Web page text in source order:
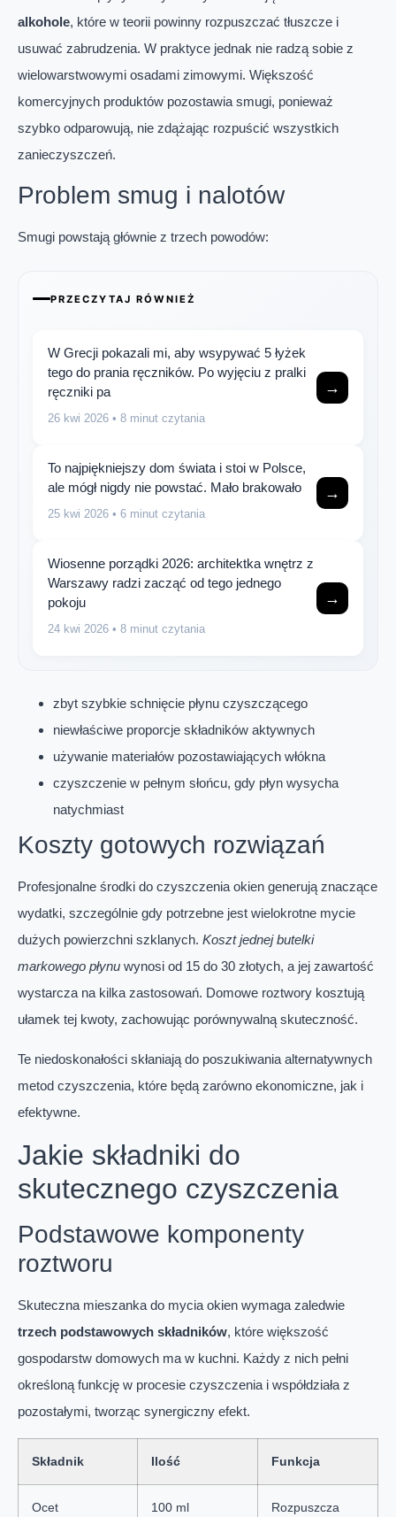
alkohole, które w teorii powinny rozpuszczać tłuszcze i
usuwać zabrudzenia. W praktyce jednak nie radzą sobie z
wielowarstwowymi osadami zimowymi. Większość
komercyjnych produktów pozostawia smugi, ponieważ
szybko odparowują, nie zdążając rozpuścić wszystkich
zanieczyszczeń.
Problem smug i nalotów
Smugi powstają głównie z trzech powodów:
PRZECZYTAJ RÓWNIEŻ
W Grecji pokazali mi, aby wsypywać 5 łyżek
tego do prania ręczników. Po wyjęciu z pralki
ręczniki pa
26 kwi 2026 • 8 minut czytania
→
To najpiękniejszy dom świata i stoi w Polsce,
ale mógł nigdy nie powstać. Mało brakowało
25 kwi 2026 • 6 minut czytania
→
Wiosenne porządki 2026: architektka wnętrz z
Warszawy radzi zacząć od tego jednego
pokoju
24 kwi 2026 • 8 minut czytania
→
zbyt szybkie schnięcie płynu czyszczącego
niewłaściwe proporcje składników aktywnych
używanie materiałów pozostawiających włókna
czyszczenie w pełnym słońcu, gdy płyn wysycha
natychmiast
Koszty gotowych rozwiązań
Profesjonalne środki do czyszczenia okien generują znaczące
wydatki, szczególnie gdy potrzebne jest wielokrotne mycie
dużych powierzchni szklanych. Koszt jednej butelki
markowego płynu wynosi od 15 do 30 złotych, a jej zawartość
wystarcza na kilka zastosowań. Domowe roztwory kosztują
ułamek tej kwoty, zachowując porównywalną skuteczność.
Te niedoskonałości skłaniają do poszukiwania alternatywnych
metod czyszczenia, które będą zarówno ekonomiczne, jak i
efektywne.
Jakie składniki do
skutecznego czyszczenia
Podstawowe komponenty
roztworu
Skuteczna mieszanka do mycia okien wymaga zaledwie
trzech podstawowych składników, które większość
gospodarstw domowych ma w kuchni. Każdy z nich pełni
określoną funkcję w procesie czyszczenia i współdziała z
pozostałymi, tworząc synergiczny efekt.
Składnik Ilość Funkcja
Ocet
100 ml
Rozpuszcza